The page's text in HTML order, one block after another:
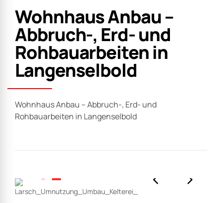
Wohnhaus Anbau –
Abbruch-, Erd- und
Rohbauarbeiten in
Langenselbold
Wohnhaus Anbau – Abbruch-, Erd- und
Rohbauarbeiten in Langenselbold